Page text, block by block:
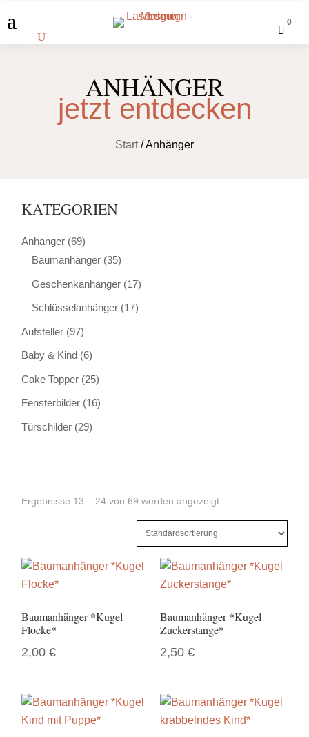

0
ANHÄNGER
jetzt entdecken
Start/ Anhänger
KATEGORIEN
Anhänger (69)
Baumanhänger (35)
Geschenkanhänger (17)
Schlüsselanhänger (17)
Aufsteller (97)
Baby & Kind (6)
Cake Topper (25)
Fensterbilder (16)
Türschilder (29)
Ergebnisse 13 – 24 von 69 werden angezeigt
Baumanhänger *Kugel
Flocke*
2,00€
Baumanhänger *Kugel
Zuckerstange*
2,50 €